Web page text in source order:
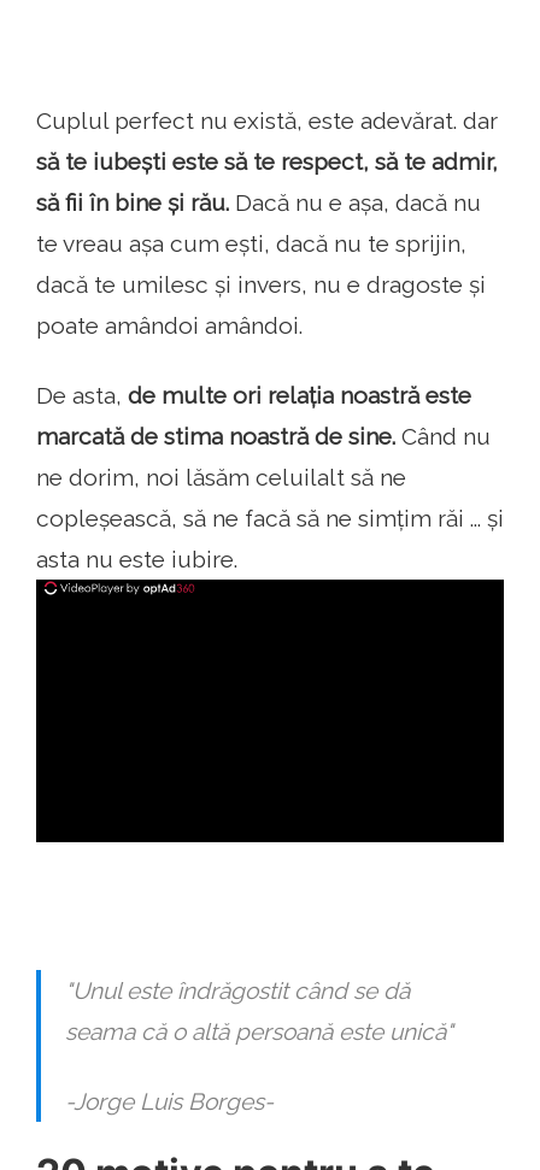
Cuplul perfect nu există, este adevărat. dar
să te iubești este să te respect, să te admir,
să fii în bine și rău. Dacă nu e așa, dacă nu
te vreau așa cum ești, dacă nu te sprijin,
dacă te umilesc și invers, nu e dragoste și
poate amândoi amândoi.
De asta, de multe ori relația noastră este
marcată de stima noastră de sine. Când nu
ne dorim, noi lăsăm celuilalt să ne
copleșească, să ne facă să ne simțim răi ... și
asta nu este iubire.
"Unul este îndrăgostit când se dă
seama că o altă persoană este unică"
-Jorge Luis Borges-